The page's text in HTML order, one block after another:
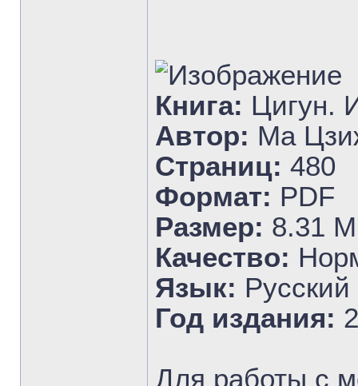
Книга: Цигун.
Автор: Ма
Страниц: 480
Формат: PDF
Размер: 8.31
Качество:
Язык: Русский
Год издания:
Для работы с